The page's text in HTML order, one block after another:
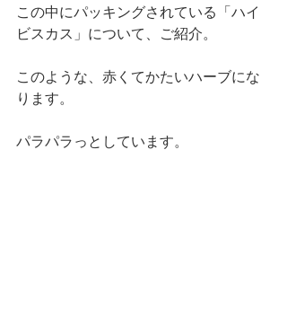
この中にパッキングされている「ハイ
ビスカス」について、ご紹介。
このような、赤くてかたいハーブにな
ります。
パラパラっとしています。